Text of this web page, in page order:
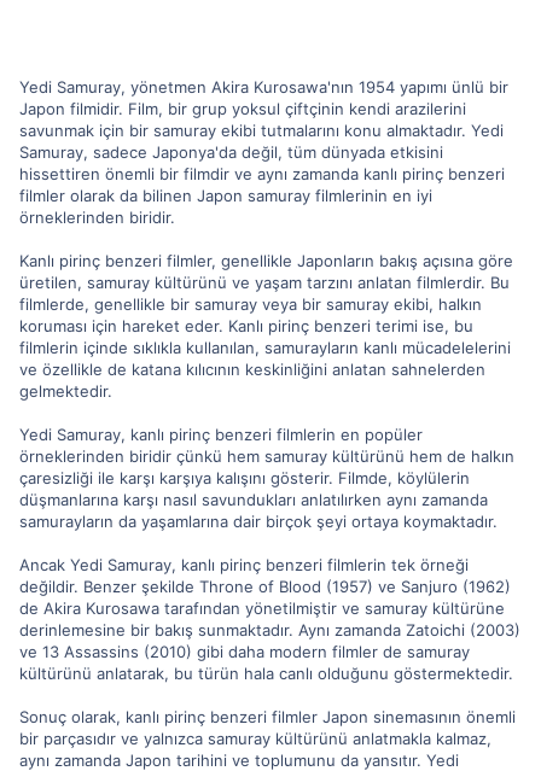
Yedi Samuray, yönetmen Akira Kurosawa'nın 1954 yapımı ünlü bir
Japon filmidir. Film, bir grup yoksul çiftçinin kendi arazilerini
savunmak için bir samuray ekibi tutmalarını konu almaktadır. Yedi
Samuray, sadece Japonya'da değil, tüm dünyada etkisini
hissettiren önemli bir filmdir ve aynı zamanda kanlı pirinç benzeri
filmler olarak da bilinen Japon samuray filmlerinin en iyi
örneklerinden biridir.
Kanlı pirinç benzeri filmler, genellikle Japonların bakış açısına göre
üretilen, samuray kültürünü ve yaşam tarzını anlatan filmlerdir. Bu
filmlerde, genellikle bir samuray veya bir samuray ekibi, halkın
koruması için hareket eder. Kanlı pirinç benzeri terimi ise, bu
filmlerin içinde sıklıkla kullanılan, samurayların kanlı mücadelelerini
ve özellikle de katana kılıcının keskinliğini anlatan sahnelerden
gelmektedir.
Yedi Samuray, kanlı pirinç benzeri filmlerin en popüler
örneklerinden biridir çünkü hem samuray kültürünü hem de halkın
çaresizliği ile karşı karşıya kalışını gösterir. Filmde, köylülerin
düşmanlarına karşı nasıl savundukları anlatılırken aynı zamanda
samurayların da yaşamlarına dair birçok şeyi ortaya koymaktadır.
Ancak Yedi Samuray, kanlı pirinç benzeri filmlerin tek örneği
değildir. Benzer şekilde Throne of Blood (1957) ve Sanjuro (1962)
de Akira Kurosawa tarafından yönetilmiştir ve samuray kültürüne
derinlemesine bir bakış sunmaktadır. Aynı zamanda Zatoichi (2003)
ve 13 Assassins (2010) gibi daha modern filmler de samuray
kültürünü anlatarak, bu türün hala canlı olduğunu göstermektedir.
Sonuç olarak, kanlı pirinç benzeri filmler Japon sinemasının önemli
bir parçasıdır ve yalnızca samuray kültürünü anlatmakla kalmaz,
aynı zamanda Japon tarihini ve toplumunu da yansıtır. Yedi